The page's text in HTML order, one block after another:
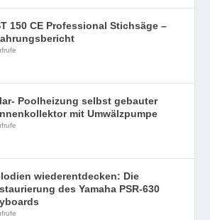
150 CE Professional Stichsäge –
Poolheizung selbst gebauter
mit Umwälzpumpe
wiederentdecken: Die
des Yamaha PSR-630